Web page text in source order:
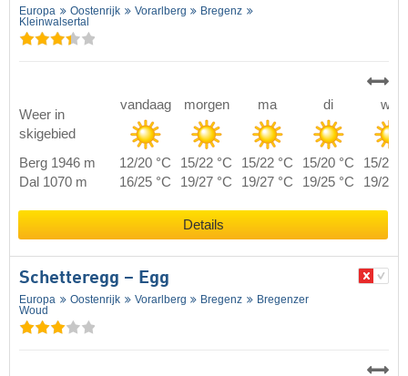
Europa Oostenrijk Vorarlberg
Bregenz
Kleinwalsertal
Weer in
skigebied
vandaag morgen ma di wo
Berg 1946 m 12/20 °C 15/22 °C 15/22 °C 15/20 °C
15/20
Dal 1070 m
16/25 °C 19/27 °C 19/27 °C 19/25 °C 19/25
Details
Schetteregg – Egg
Europa Oostenrijk Vorarlberg Bregenz
Bregenzer
Woud